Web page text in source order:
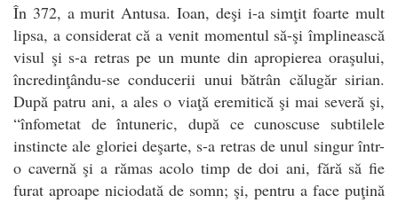
În 372, a murit Antusa. Ioan, deşi i-a simţit foarte mult
lipsa, a considerat că a venit momentul să-şi împlinească
visul şi s-a retras pe un munte din apropierea oraşului,
încredinţându-se conducerii unui bătrân călugăr sirian.
După patru ani, a ales o viaţă eremitică şi mai severă şi,
“înfometat de întuneric, după ce cunoscuse subtilele
instincte ale gloriei deşarte, s-a retras de unul singur într-
o cavernă şi a rămas acolo timp de doi ani, fără să fie
furat aproape niciodată de somn; şi, pentru a face puţină